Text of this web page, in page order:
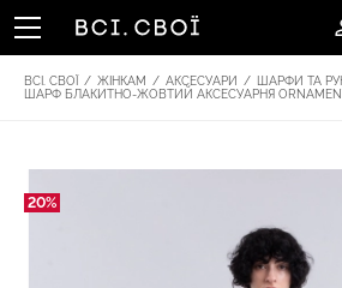
ВСІ. СВОЇ / ЖІНКАМ / АКСЕСУАРИ / ШАРФИ ТА
ШАРФ БЛАКИТНО-ЖОВТИЙ АКСЕСУАРНЯ
20%